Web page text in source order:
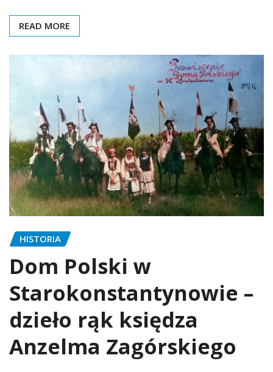
READ MORE
HISTORIA
Dom Polski w
Starokonstantynowie –
dzieło rąk księdza
Anzelma Zagórskiego